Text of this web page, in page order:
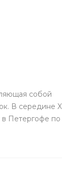
собой
В середине
Петергофе по